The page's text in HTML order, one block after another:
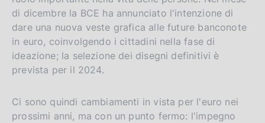
di dicembre la BCE ha annunciato l'intenzione di
dare una nuova veste grafica alle future banconote
in euro, coinvolgendo i cittadini nella fase di
ideazione; la selezione dei disegni definitivi è
prevista per il 2024.
Ci sono quindi cambiamenti in vista per l'euro nei
prossimi anni, ma con un punto fermo: l'impegno